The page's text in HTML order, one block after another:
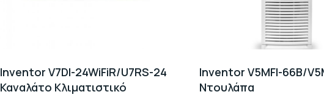
Inventor V7DI-24WiFiR/U7RS-24
Καναλάτο Κλιματιστικό
Inventor V5MFI-66B/
Ντουλάπα